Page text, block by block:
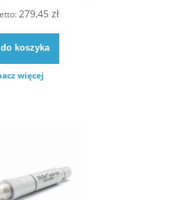
279,45 zł
do koszyka
więcej